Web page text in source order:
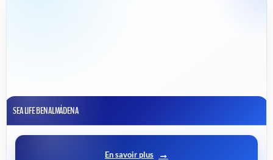
SEA LIFE BENALMÁDENA
En savoir plus